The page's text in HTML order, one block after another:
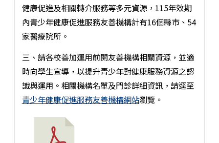
健康促進及相關轉介服務等多元資源，115年效期
內青少年健康促進服務友善機構計有16個縣市、54
家醫療院所。
三、請各校善加運用前開友善機構相關資源，並適
時向學生宣導，以提升青少年對健康服務資源之認
識與運用。相關機構名單及門診詳細資訊，請逕至
青少年健康促進服務友善機構網站瀏覽。